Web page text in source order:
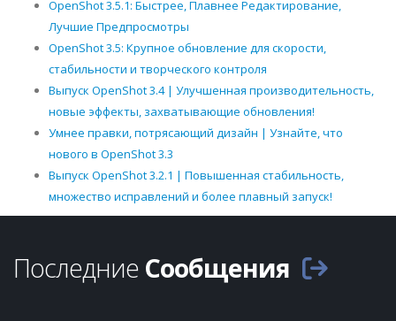
OpenShot 3.5.1: Быстрее, Плавнее Редактирование,
Лучшие Предпросмотры
OpenShot 3.5: Крупное обновление для скорости,
стабильности и творческого контроля
Выпуск OpenShot 3.4 | Улучшенная производительность,
новые эффекты, захватывающие обновления!
Умнее правки, потрясающий дизайн | Узнайте, что
нового в OpenShot 3.3
Выпуск OpenShot 3.2.1 | Повышенная стабильность,
множество исправлений и более плавный запуск!
Последние Сообщения